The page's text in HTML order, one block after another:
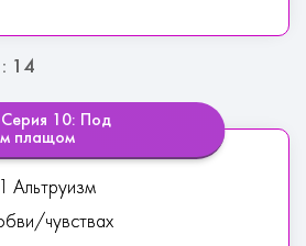
14
10: Под
плащом
Альтруизм
чувствах